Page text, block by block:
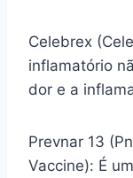
Celebrex
inflamatório
dor e a
Prevnar 13
Vaccine): É